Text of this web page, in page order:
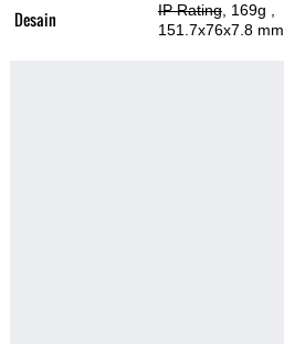
Desain IP Rating, 169g
151.7x76x7.8 mm